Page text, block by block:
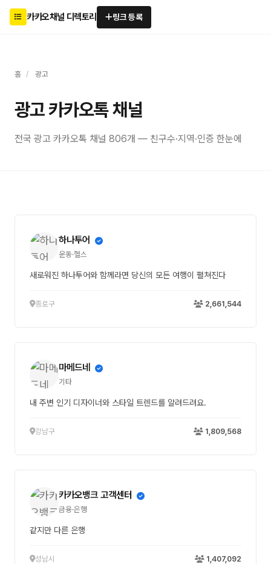
카카오채널 디렉토리 링크 등록
홈 / 광고
광고 카카오톡 채널
전국 광고 카카오톡 채널 806개 — 친구수·지역·인증 한눈에
하나투어
운동·헬스
새로워진 하나투어와 함께라면 당신의 모든 여행이 펼쳐진다
종로구 2,661,544
마메드네
기타
내 주변 인기 디자이너와 스타일 트렌드를 알려드려요.
강남구 1,809,568
카카오뱅크 고객센터
금융·은행
같지만 다른 은행
성남시 1,407,092